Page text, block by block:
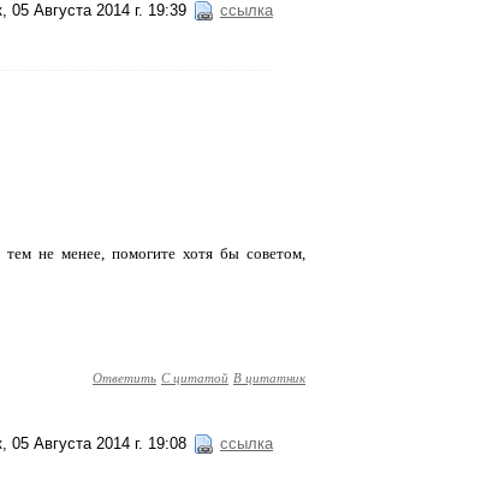
05 Августа 2014 г. 19:39 ссылка
не менее, помогите хотя бы советом,
Ответить С цитатой В цитатник
05 Августа 2014 г. 19:08 ссылка